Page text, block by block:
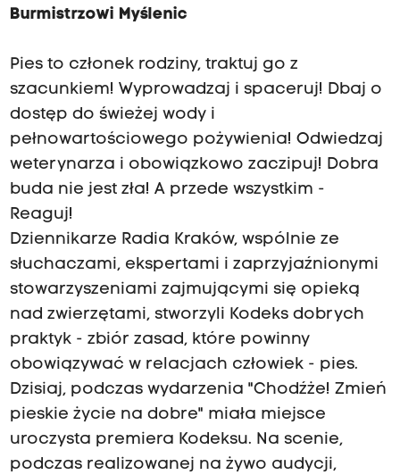
Burmistrzowi Myślenic
Pies to członek rodziny, traktuj go z
szacunkiem! Wyprowadzaj i spaceruj! Dbaj o
dostęp do świeżej wody i
pełnowartościowego pożywienia! Odwiedzaj
weterynarza i obowiązkowo zaczipuj! Dobra
buda nie jest zła! A przede wszystkim -
Reaguj!
Dziennikarze Radia Kraków, wspólnie ze
słuchaczami, ekspertami i zaprzyjaźnionymi
stowarzyszeniami zajmującymi się opieką
nad zwierzętami, stworzyli Kodeks dobrych
praktyk - zbiór zasad, które powinny
obowiązywać w relacjach człowiek - pies.
Dzisiaj, podczas wydarzenia "Chodźże! Zmień
pieskie życie na dobre" miała miejsce
uroczysta premiera Kodeksu. Na scenie,
podczas realizowanej na żywo audycji,